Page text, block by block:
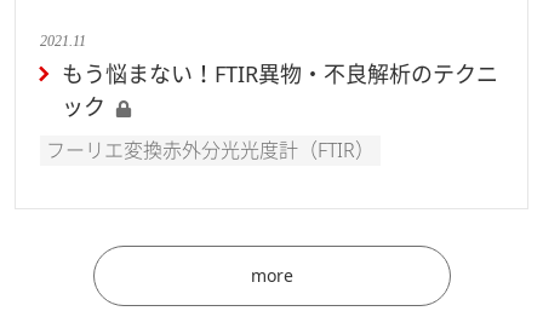
2021.11
もう悩まない！FTIR異物・不良解析のテクニ
ック
フーリエ変換赤外分光光度計（FTIR）
more